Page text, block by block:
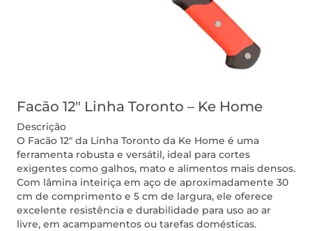
Facão 12″ Linha Toronto – Ke Home
Descrição
O Facão 12″ da Linha Toronto da Ke Home é uma
ferramenta robusta e versátil, ideal para cortes
exigentes como galhos, mato e alimentos mais densos.
Com lâmina inteiriça em aço de aproximadamente 30
cm de comprimento e 5 cm de largura, ele oferece
excelente resistência e durabilidade para uso ao ar
livre, em acampamentos ou tarefas domésticas.